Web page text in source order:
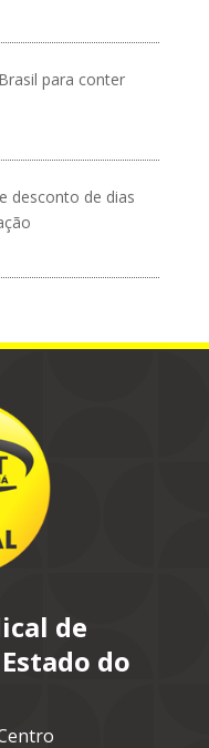
para conter
desconto de dias
de
do